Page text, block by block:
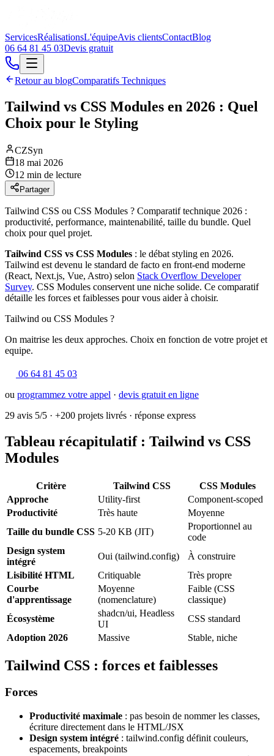
ServicesRéalisationsL'équipeAvis clientsContactBlog
06 64 81 45 03Devis gratuit
Retour au blogComparatifs Techniques
Tailwind vs CSS Modules en 2026 : Quel
Choix pour le Styling
CZSyn
18 mai 2026
12 min de lecture
Partager
Tailwind CSS ou CSS Modules ? Comparatif technique 2026 :
productivité, performance, maintenabilité, taille du bundle. Quel
choix pour quel projet.
Tailwind CSS vs CSS Modules : le débat styling en 2026.
Tailwind est devenu le standard de facto en front-end moderne
(React, Next.js, Vue, Astro) selon Stack Overflow Developer
Survey. CSS Modules conservent une niche solide. Ce comparatif
détaille les forces et faiblesses pour vous aider à choisir.
Tailwind ou CSS Modules ?
On maitrise les deux approches. Choix en fonction de votre projet et
equipe.
06 64 81 45 03
ou programmez votre appel · devis gratuit en ligne
29 avis 5/5 · +200 projets livrés · réponse express
Tableau récapitulatif : Tailwind vs CSS
Modules
Critère Tailwind CSS
CSS Modules
Approche
Utility-first
Component-scoped
Productivité
Très haute
Moyenne
Taille du bundle CSS 5-20 KB (JIT)
Proportionnel au
code
Design system
intégré
Oui (tailwind.config)
À construire
Lisibilité HTML
Critiquable
Très propre
Courbe
d'apprentissage
Moyenne
(nomenclature)
Faible (CSS
classique)
Écosystème
shadcn/ui, Headless
UI
CSS standard
Adoption 2026
Massive Stable, niche
Tailwind CSS : forces et faiblesses
Forces
Productivité maximale : pas besoin de nommer les classes,
écriture directement dans le HTML/JSX
Design system intégré : tailwind.config définit couleurs,
espacements, breakpoints